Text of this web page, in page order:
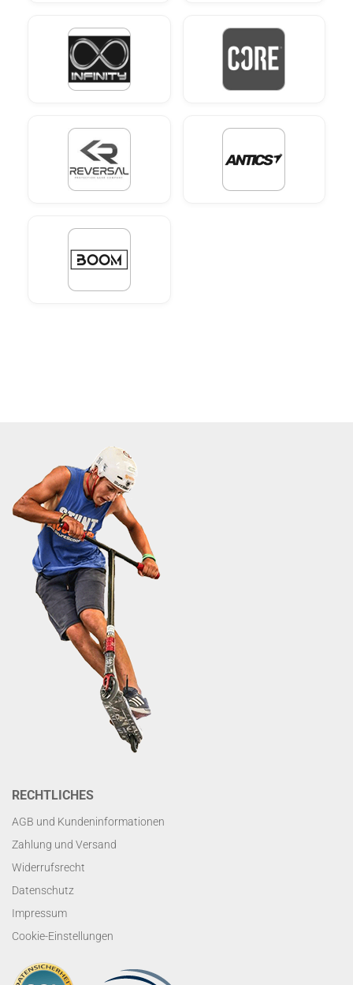
RECHTLICHES
AGB und Kundeninformationen
Zahlung und Versand
Widerrufsrecht
Datenschutz
Impressum
Cookie-Einstellungen